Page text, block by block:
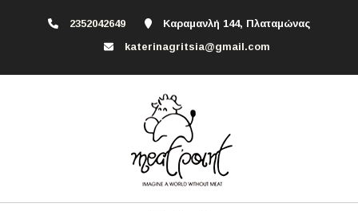
2352042649
Καραμανλή 144, Πλαταμώνας
katerinagritsia@gmail.com